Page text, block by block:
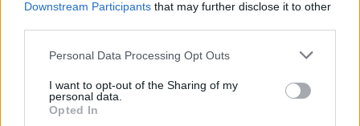
Downstream Participants that may further disclose it to other
Personal Data Processing Opt Outs
I want to opt-out of the Sharing of my
personal data.
Opted In
Meteo: Πολύ υψηλός
κίνδυνος πυρκαγιάς
ΠΝΠ για ασθενοφόρα: